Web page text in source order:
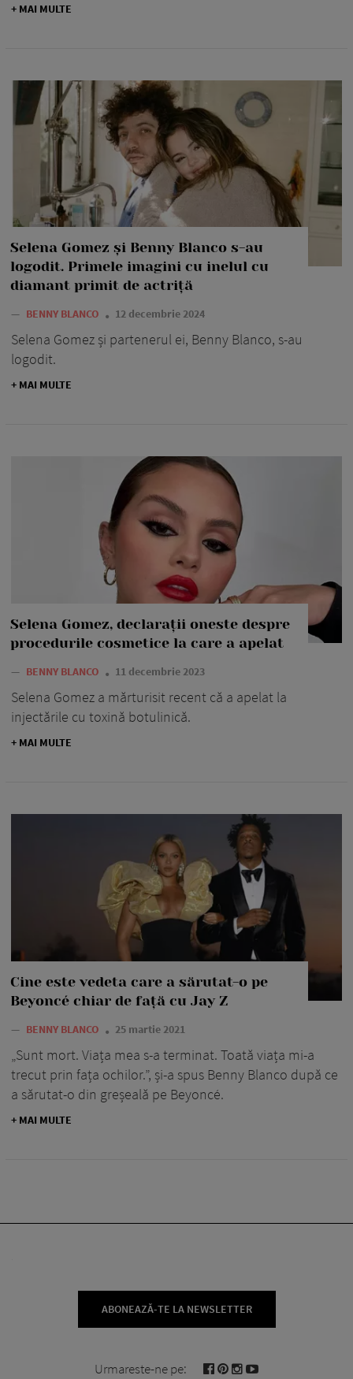
+ MAI MULTE
Selena Gomez și Benny Blanco s-au
logodit. Primele imagini cu inelul cu
diamant primit de actriță
— BENNY BLANCO 12 decembrie 2024
Selena Gomez și partenerul ei, Benny Blanco, s-au
logodit.
+ MAI MULTE
Selena Gomez, declarații oneste despre
procedurile cosmetice la care a apelat
— BENNY BLANCO 11 decembrie 2023
Selena Gomez a mărturisit recent că a apelat la
injectările cu toxină botulinică.
+ MAI MULTE
Cine este vedeta care a sărutat-o pe
Beyoncé chiar de față cu Jay Z
— BENNY BLANCO 25 martie 2021
„Sunt mort. Viața mea s-a terminat. Toată viața mi-a
trecut prin fața ochilor.”, și-a spus Benny Blanco după ce
a sărutat-o din greșeală pe Beyoncé.
+ MAI MULTE
ABONEAZĂ-TE LA NEWSLETTER
Urmareste-ne pe: